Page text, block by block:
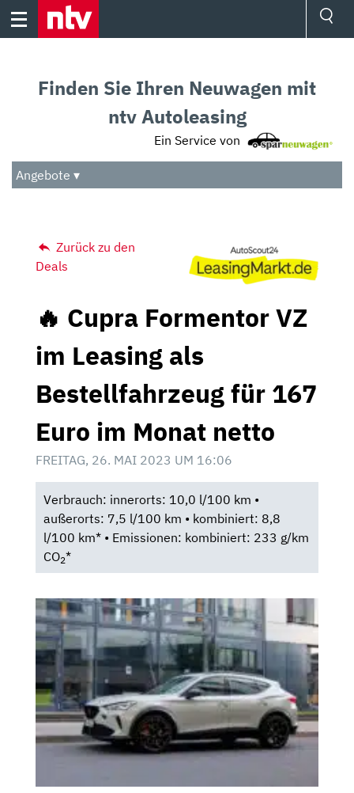
Skip
Audio
Das Beste
Finden Sie Ihren Neuwagen mit
ntv Autoleasing
Ein Service von
Angebote ▾
Zurück zu den
Deals
🔥 Cupra Formentor VZ
im Leasing als
Bestellfahrzeug für 167
Euro im Monat netto
FREITAG, 26. MAI 2023 UM 16:06
Verbrauch: innerorts: 10,0 l/100 km •
außerorts: 7,5 l/100 km • kombiniert: 8,8
l/100 km* • Emissionen: kombiniert: 233 g/km
CO2*